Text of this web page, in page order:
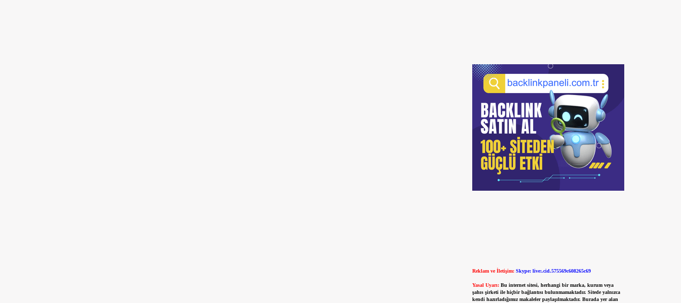
Reklam ve İletişim: Skype: live:.cid.575569c608265c69
Yasal Uyarı: Bu internet sitesi, herhangi bir marka, kurum veya
şahıs şirketi ile hiçbir bağlantısı bulunmamaktadır. Sitede yalnızca
kendi hazırladığımız makaleler paylaşılmaktadır. Burada yer alan